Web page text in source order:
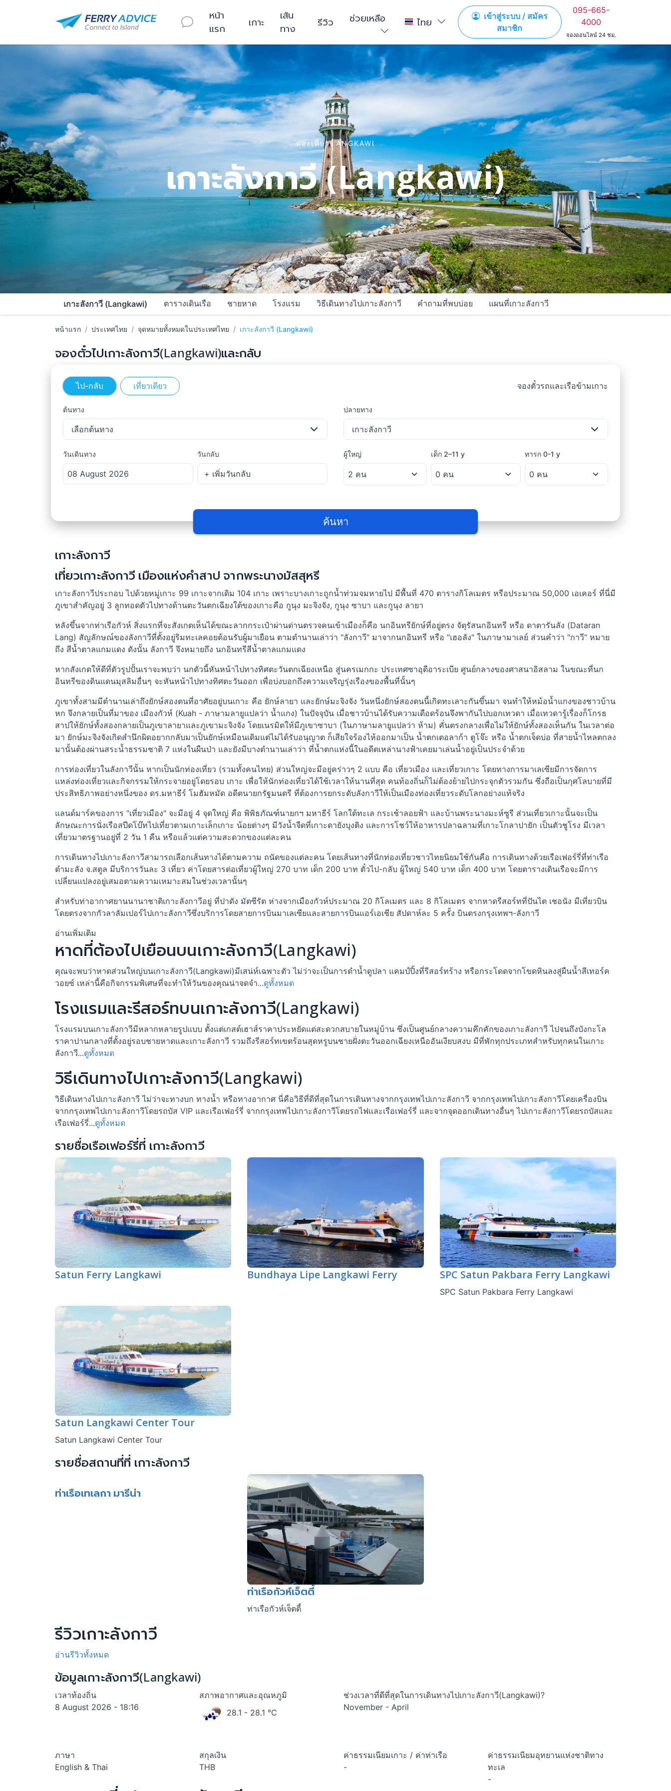
หน้า
แรก
เกาะ
เส้น
ทาง
รีวิว ช่วยเหลือ ไทย
เข้าสู่ระบบ / สมัคร
สมาชิก
095-665-
4000
จองออนไลน์ 24 ชม.
ท่องเที่ยวLANGKAWI
เกาะลังกาวี (Langkawi)
เกาะลังกาวี (Langkawi) ตารางเดินเรือ ชายหาด โรงแรม วิธีเดินทางไปเกาะลังกาวี คำถามที่พบบ่อย แผนที่เกาะลังกาวี
หน้าแรก ประเทศไทย จุดหมายทั้งหมดในประเทศไทย เกาะลังกาวี (Langkawi)
จองตั๋วไปเกาะลังกาวี(Langkawi)และกลับ
ไป-กลับ เที่ยวเดียว จองตั๋วรถและเรือข้ามเกาะ
ต้นทาง
เลือกต้นทาง
ปลายทาง
เกาะลังกาวี
วันเดินทาง วันกลับ ผู้ใหญ่ เด็ก 2–11 y ทารก 0-1 y
ค้นหา
เกาะลังกาวี
เที่ยวเกาะลังกาวี เมืองแห่งคำสาป จากพระนางมัสสุหรี
เกาะลังกาวีประกอบ ไปด้วยหมู่เกาะ 99 เกาะจากเดิม 104 เกาะ เพราะบางเกาะถูกน้ำท่วมจมหายไป มีพื้นที่ 470 ตารางกิโลเมตร หรือประมาณ 50,000 เอเคอร์ ที่นี่มี
ภูเขาสำคัญอยู่ 3 ลูกทอดตัวไปทางด้านตะวันตกเฉียงใต้ของเกาะคือ กูนุง มะจิงจัง, กูนุง ซาบา และกูนุง ลายา
หลังขึ้นจากท่าเรือกัวห์ สิ่งแรกที่จะสังเกตเห็นได้ขณะลากกระเป๋าผ่านด่านตรวจคนเข้าเมืองก็คือ นกอินทรียักษ์ที่อยู่ตรง จัตุรัสนกอินทรี หรือ ดาตารันลัง (Dataran
Lang) สัญลักษณ์ของลังกาวีที่ตั้งอยู่ริมทะเลคอยต้อนรับผู้มาเยือน ตามตำนานเล่าว่า "ลังกาวี" มาจากนกอินทรี หรือ "เฮอลัง" ในภาษามาเลย์ ส่วนคำว่า "กาวี" หมาย
ถึง สีน้ำตาลแกมแดง ดังนั้น ลังกาวี จึงหมายถึง นกอินทรีสีน้ำตาลแกมแดง
หากสังเกตให้ดีที่ตัวรูปปั้นเราจะพบว่า นกตัวนี้หันหน้าไปทางทิศตะวันตกเฉียงเหนือ สู่นครเมกกะ ประเทศซาอุดีอาระเบีย ศูนย์กลางของศาสนาอิสลาม ในขณะที่นก
อินทรีของดินแดนมุสลิมอื่นๆ จะหันหน้าไปทางทิศตะวันออก เพื่อบ่งบอกถึงความเจริญรุ่งเรืองของพื้นที่นั้นๆ
ภูเขาทั้งสามมีตำนานเล่าถึงยักษ์สองตนที่อาศัยอยู่บนเกาะ คือ ยักษ์ลายา และยักษ์มะจิงจัง วันหนึ่งยักษ์สองตนนี้เกิดทะเลาะกันขึ้นมา จนทำให้หม้อน้ำแกงของชาวบ้าน
หก จึงกลายเป็นที่มาของ เมืองกัวห์ (Kuah - ภาษามลายูแปลว่า น้ำแกง) ในปัจจุบัน เมื่อชาวบ้านได้รับความเดือดร้อนจึงพากันไปบอกเทวดา เมื่อเทวดารู้เรื่องก็โกรธ
สาปให้ยักษ์ทั้งสองกลายเป็นภูเขาลายาและภูเขามะจิงจัง โดยเนรมิตให้มีภูเขาซาบา (ในภาษามลายูแปลว่า ห้าม) คั่นตรงกลางเพื่อไม่ให้ยักษ์ทั้งสองเห็นกัน ในเวลาต่อ
มา ยักษ์มะจิงจังเกิดสำนึกผิดอยากกลับมาเป็นยักษ์เหมือนเดิมแต่ไม่ได้รับอนุญาต ก็เสียใจร้องไห้ออกมาเป็น น้ำตกเตอลาก้า ตูโจ๊ะ หรือ น้ำตกเจ็ดบ่อ ที่สายน้ำไหลตกลง
มานั้นต้องผ่านสระน้ำธรรมชาติ 7 แห่งในผืนป่า และยังมีบางตำนานเล่าว่า ที่น้ำตกแห่งนี้ในอดีตเหล่านางฟ้าเคยมาเล่นน้ำอยู่เป็นประจำด้วย
การท่องเที่ยวในลังกาวีนั้น หากเป็นนักท่องเที่ยว (รวมทั้งคนไทย) ส่วนใหญ่จะมีอยู่คร่าวๆ 2 แบบ คือ เที่ยวเมือง และเที่ยวเกาะ โดยทางการมาเลเซียมีการจัดการ
แหล่งท่องเที่ยวและกิจกรรมให้กระจายอยู่โดยรอบ เกาะ เพื่อให้นักท่องเที่ยวได้ใช้เวลาให้นานที่สุด คนท้องถิ่นก็ไม่ต้องย้ายไปกระจุกตัวรวมกัน ซึ่งถือเป็นกุศโลบายที่มี
ประสิทธิภาพอย่างหนึ่งของ ดร.มหาธีร์ โมฮัมหมัด อดีตนายกรัฐมนตรี ที่ต้องการยกระดับลังกาวีให้เป็นเมืองท่องเที่ยวระดับโลกอย่างแท้จริง
แลนด์มาร์คของการ "เที่ยวเมือง" จะมีอยู่ 4 จุดใหญ่ คือ พิพิธภัณฑ์นายกฯ มหาธีร์ โลกใต้ทะเล กระเช้าลอยฟ้า และบ้านพระนางมะห์ซูรี ส่วนเที่ยวเกาะนั้นจะเป็น
ลักษณะการนั่งเรือสปีดโบ๊ทไปเที่ยวตามเกาะเล็กเกาะ น้อยต่างๆ มีวังน้ำจืดที่เกาะดายังบุงติง และการโชว์ให้อาหารปลาฉลามที่เกาะโกลาปายัก เป็นตัวชูโรง มีเวลา
เที่ยวมาตรฐานอยู่ที่ 2 วัน 1 คืน หรือแล้วแต่ความสะดวกของแต่ละคน
การเดินทางไปเกาะลังกาวีสามารถเลือกเส้นทางได้ตามความ ถนัดของแต่ละคน โดยเส้นทางที่นักท่องเที่ยวชาวไทยนิยมใช้กันคือ การเดินทางด้วยเรือเฟอร์รี่ที่ท่าเรือ
ตำมะลัง จ.สตูล มีบริการวันละ 3 เที่ยว ค่าโดยสารต่อเที่ยวผู้ใหญ่ 270 บาท เด็ก 200 บาท ตั๋วไป-กลับ ผู้ใหญ่ 540 บาท เด็ก 400 บาท โดยตารางเดินเรือจะมีการ
เปลี่ยนแปลงอยู่เสมอตามความเหมาะสมในช่วงเวลานั้นๆ
สำหรับท่าอากาศยานนานาชาติเกาะลังกาวีอยู่ ที่ปาดัง มัตซีรัต ห่างจากเมืองกัวห์ประมาณ 20 กิโลเมตร และ 8 กิโลเมตร จากหาดรีสอร์ทที่ปันไต เชอนัง มีเที่ยวบิน
โดยตรงจากกัวลาลัมเปอร์ไปเกาะลังกาวีซึ่งบริการโดยสายการบินมาเลเซียและสายการบินแอร์เอเชีย สัปดาห์ละ 5 ครั้ง บินตรงกรุงเทพฯ-ลังกาวี
อ่านเพิ่มเติม
หาดที่ต้องไปเยือนบนเกาะลังกาวี(Langkawi)
คุณจะพบว่าหาดส่วนใหญ่บนเกาะลังกาวี(Langkawi)มีเสน่ห์เฉพาะตัว ไม่ว่าจะเป็นการดำน้ำดูปลา แคมป์ปิ้งที่รีสอร์ทร้าง หรือกระโดดจากโขดหินลงสู่ผืนน้ำสีเทอร์ค
วอยซ์ เหล่านี้คือกิจกรรมพิเศษที่จะทำให้วันของคุณน่าจดจำ...ดูทั้งหมด
โรงแรมและรีสอร์ทบนเกาะลังกาวี(Langkawi)
โรงแรมบนเกาะลังกาวีมีหลากหลายรูปแบบ ตั้งแต่เกสต์เฮาส์ราคาประหยัดแต่สะดวกสบายในหมู่บ้าน ซึ่งเป็นศูนย์กลางความคึกคักของเกาะลังกาวี ไปจนถึงบังกะโล
ราคาปานกลางที่ตั้งอยู่รอบชายหาดและเกาะลังกาวี รวมถึงรีสอร์ทเขตร้อนสุดหรูบนชายฝั่งตะวันออกเฉียงเหนืออันเงียบสงบ มีที่พักทุกประเภทสำหรับทุกคนในเกาะ
ลังกาวี...ดูทั้งหมด
วิธีเดินทางไปเกาะลังกาวี(Langkawi)
วิธีเดินทางไปเกาะลังกาวี ไม่ว่าจะทางบก ทางน้ำ หรือทางอากาศ นี่คือวิธีที่ดีที่สุดในการเดินทางจากกรุงเทพไปเกาะลังกาวี จากกรุงเทพไปเกาะลังกาวีโดยเครื่องบิน
จากกรุงเทพไปเกาะลังกาวีโดยรถบัส VIP และเรือเฟอร์รี่ จากกรุงเทพไปเกาะลังกาวีโดยรถไฟและเรือเฟอร์รี่ และจากจุดออกเดินทางอื่นๆ ไปเกาะลังกาวีโดยรถบัสและ
เรือเฟอร์รี่...ดูทั้งหมด
รายชื่อเรือเฟอร์รี่ที่ เกาะลังกาวี
Satun Ferry Langkawi Bundhaya Lipe Langkawi Ferry SPC Satun Pakbara Ferry Langkawi
SPC Satun Pakbara Ferry Langkawi
Satun Langkawi Center Tour
Satun Langkawi Center Tour
รายชื่อสถานที่ที่ เกาะลังกาวี
ท่าเรือเทเลกา มารีน่า
ท่าเรือกัวห์เจ็ตตี้
ท่าเรือกัวห์เจ็ตตี้
รีวิวเกาะลังกาวี
อ่านรีวิวทั้งหมด
ข้อมูลเกาะลังกาวี(Langkawi)
เวลาท้องถิ่น
8 August 2026 - 18:16
สภาพอากาศและอุณหภูมิ
28.1 - 28.1 °C
ช่วงเวลาที่ดีที่สุดในการเดินทางไปเกาะลังกาวี(Langkawi)?
November - April
ภาษา
English & Thai
สกุลเงิน
THB
ค่าธรรมเนียมเกาะ / ค่าท่าเรือ
-
ค่าธรรมเนียมอุทยานแห่งชาติทาง
ทะเล
-